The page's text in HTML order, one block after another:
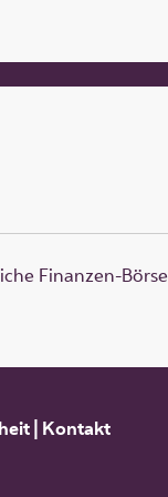
Finanzen-Börse
| Kontakt